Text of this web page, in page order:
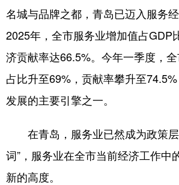
食品 人居 信息化
溯源中国 城市 旅游
会展 彩票 娱乐
地方频道
名城与品牌之都，青岛已迈入服务经
2025年，全市服务业增加值占GDP
济贡献率达66.5%。今年一季度，
占比升至69%，贡献率攀升至
发展的主要引擎之一。
在青岛，服务业已然成为政策层
词”，服务业在全市当前经济工作中
新的高度。